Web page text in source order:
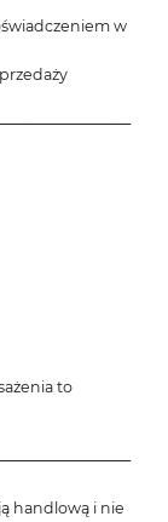
w
to
handlową i nie